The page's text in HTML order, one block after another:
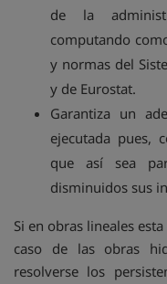
de la
computando
y normas del
y de Eurostat.
Garantiza un
ejecutada pues,
que así sea
disminuidos sus
Si en obras lineales
caso de las obras
resolverse los